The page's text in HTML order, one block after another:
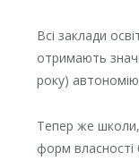
Всі заклади
отримають
року)
Тепер же школи,
форм власності